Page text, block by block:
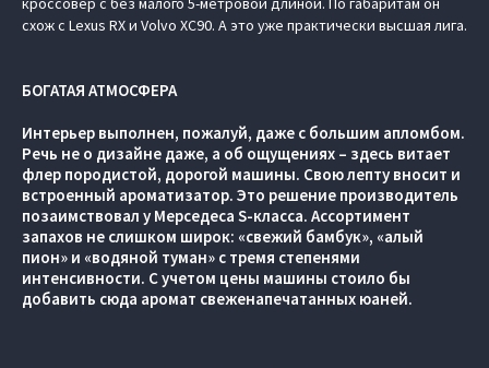
схож с Lexus RX и Volvo XC90. А это уже практически высшая лига.
БОГАТАЯ АТМОСФЕРА
Интерьер выполнен, пожалуй, даже с большим апломбом.
Речь не о дизайне даже, а об ощущениях – здесь витает
флер породистой, дорогой машины. Свою лепту вносит и
встроенный ароматизатор. Это решение производитель
позаимствовал у Мерседеса S-класса. Ассортимент
запахов не слишком широк: «свежий бамбук», «алый
пион» и «водяной туман» с тремя степенями
интенсивности. С учетом цены машины стоило бы
добавить сюда аромат свеженапечатанных юаней.